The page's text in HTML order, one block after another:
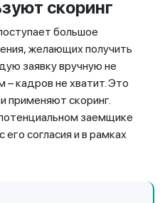
скоринг
большое
желающих получить
заявку вручную не
кадров не хватит. Это
применяют скоринг.
заемщике
согласия и в рамках